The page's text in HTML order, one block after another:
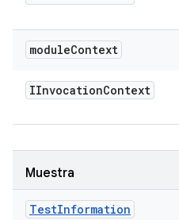
moduleContext
IInvocationContext
Muestra
TestInformation